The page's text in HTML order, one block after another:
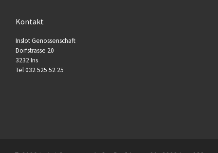
Kontakt
Inslot Genossenschaft
Dorfstrasse 20
3232 Ins
Tel 032 525 52 25